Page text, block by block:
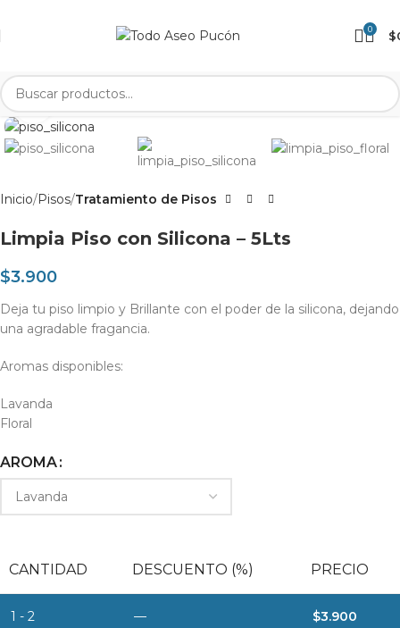
0 $
Clic para agrandar
Inicio Pisos Tratamiento de Pisos
Limpia Piso con Silicona – 5Lts
$3.900
Deja tu piso limpio y Brillante con el poder de la silicona, dejando
una agradable fragancia.
Aromas disponibles:
Lavanda
Floral
AROMA
CANTIDAD DESCUENTO (%) PRECIO
1 - 2 — $3.900